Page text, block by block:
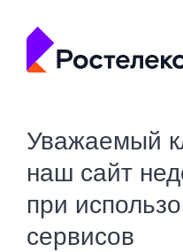
Уважаемый
наш сайт
при
сервисов